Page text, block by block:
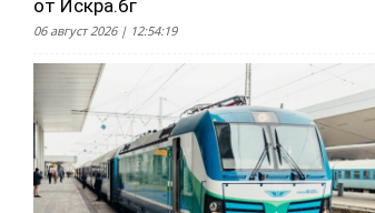
от Искра.бг
06 август 2026 | 12:54:19